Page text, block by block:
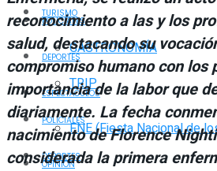
POLICIALES
DEPORTES
ESPECTÁCULOS
FNE (Fiesta Nacional de
OPINIÓN
TURISMO
GASTRONOMÍA
TRIP
POLICIALES
DEPORTES
reconocimiento a las y los
salud, destacando su
compromiso humano con los
importancia de la labor que
diariamente. La fecha
nacimiento de Florence
considerada la primera